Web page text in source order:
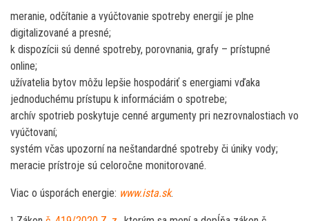
meranie, odčítanie a vyúčtovanie spotreby energií je plne
digitalizované a presné;
k dispozícii sú denné spotreby, porovnania, grafy – prístupné
online;
užívatelia bytov môžu lepšie hospodáriť s energiami vďaka
jednoduchému prístupu k informáciám o spotrebe;
archív spotrieb poskytuje cenné argumenty pri nezrovnalostiach vo
vyúčtovaní;
systém včas upozorní na neštandardné spotreby či úniky vody;
meracie prístroje sú celoročne monitorované.
Viac o úsporách energie: www.ista.sk.